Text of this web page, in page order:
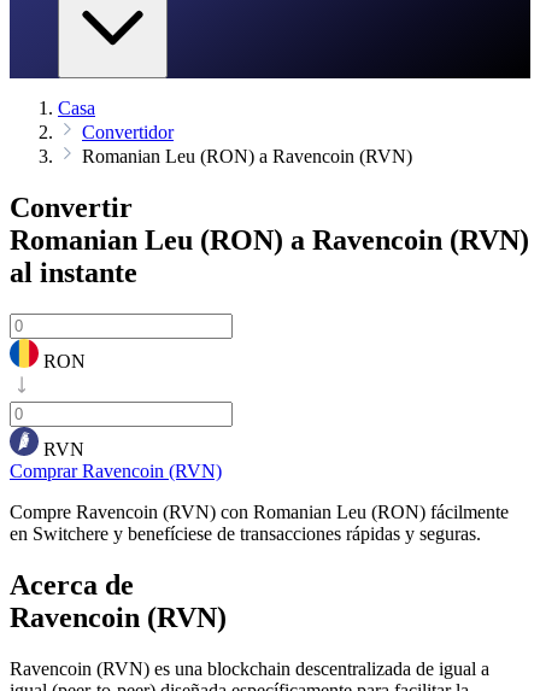
Casa
Convertidor
Romanian Leu (RON) a Ravencoin (RVN)
Convertir
Romanian Leu (RON) a Ravencoin (RVN)
al instante
RON
RVN
Comprar Ravencoin (RVN)
Compre Ravencoin (RVN) con Romanian Leu (RON) fácilmente
en Switchere y benefíciese de transacciones rápidas y seguras.
Acerca de
Ravencoin (RVN)
Ravencoin (RVN) es una blockchain descentralizada de igual a